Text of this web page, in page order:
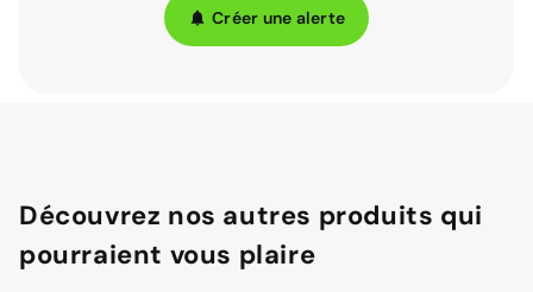
Créer une alerte
Découvrez nos autres produits qui
pourraient vous plaire